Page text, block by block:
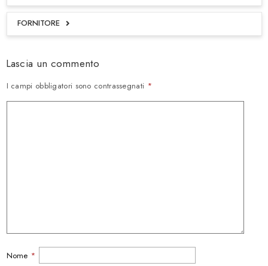
FORNITORE
Lascia un commento
I campi obbligatori sono contrassegnati *
Nome *